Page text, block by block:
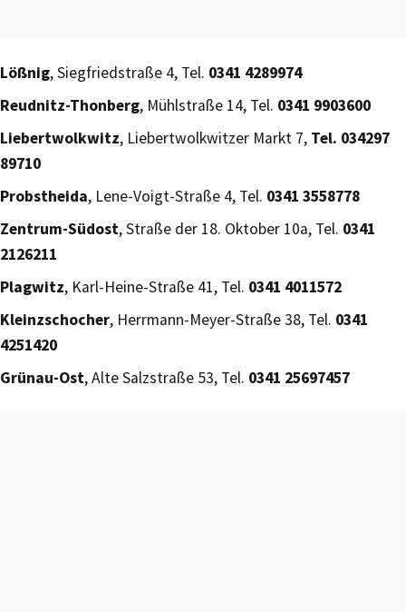
Lößnig, Siegfriedstraße 4, Tel. 0341 4289974
Reudnitz-Thonberg, Mühlstraße 14, Tel. 0341 9903600
Liebertwolkwitz, Liebertwolkwitzer Markt 7, Tel. 034297
89710
Probstheida, Lene-Voigt-Straße 4, Tel. 0341 3558778
Zentrum-Südost, Straße der 18. Oktober 10a, Tel. 0341
2126211
Plagwitz, Karl-Heine-Straße 41, Tel. 0341 4011572
Kleinzschocher, Herrmann-Meyer-Straße 38, Tel. 0341
4251420
Grünau-Ost, Alte Salzstraße 53, Tel. 0341 25697457